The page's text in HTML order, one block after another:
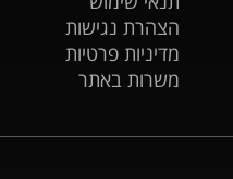
הצהרת נגישות
מדיניות פרטיות
משרות באתר